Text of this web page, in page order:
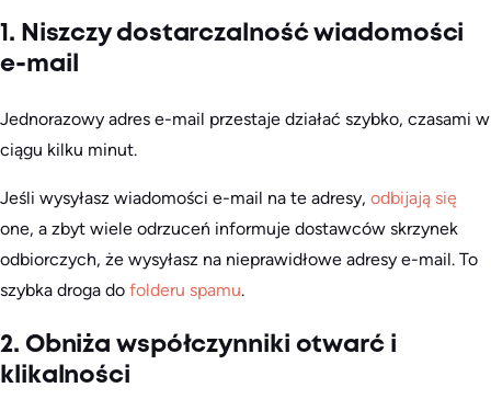
1. Niszczy dostarczalność wiadomości
e-mail
Jednorazowy adres e-mail przestaje działać szybko, czasami w
ciągu kilku minut.
Jeśli wysyłasz wiadomości e-mail na te adresy, odbijają się
one, a zbyt wiele odrzuceń informuje dostawców skrzynek
odbiorczych, że wysyłasz na nieprawidłowe adresy e-mail. To
szybka droga do folderu spamu.
2. Obniża współczynniki otwarć i
klikalności